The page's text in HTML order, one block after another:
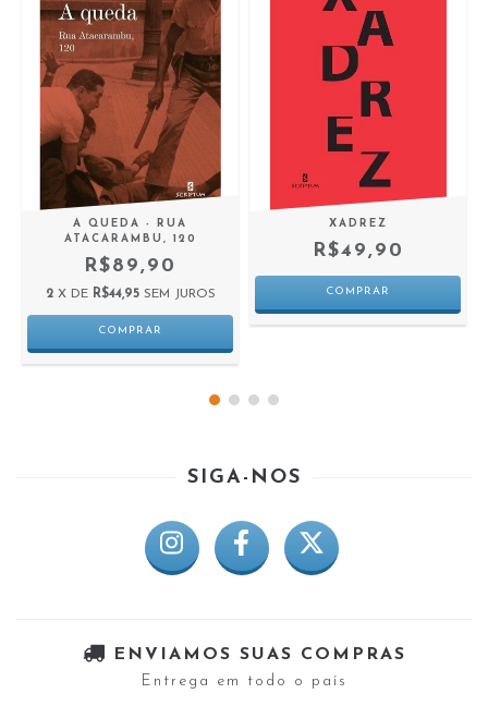
A QUEDA - RUA
ATACARAMBU, 120
R$89,90
2 X DE R$44,95 SEM JUROS
XADREZ
R$49,90
SIGA-NOS
ENVIAMOS SUAS COMPRAS
Entrega em todo o país